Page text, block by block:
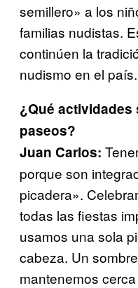
semillero» a los
familias nudistas.
continúen la
nudismo en el país.
¿Qué actividades
paseos?
Juan Carlos:
porque son
picadera».
todas las fiestas
usamos una sola
cabeza. Un
mantenemos